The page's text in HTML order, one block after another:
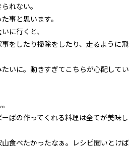
れない。
事と思います。
に行くと、
をしたり掃除をしたり、走るように飛
いに。動きすぎてこちらが心配してい
ばの作ってくれる料理は全てが美味し
山食べたかったなぁ。レシピ聞いとけば